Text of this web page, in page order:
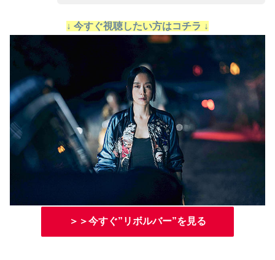
↓ 今すぐ視聴したい方はコチラ ↓
＞＞今すぐ”リボルバー”を見る